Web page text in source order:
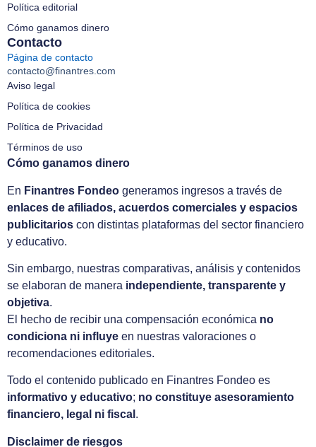
Política editorial
Cómo ganamos dinero
Contacto
Página de contacto
contacto@finantres.com
Aviso legal
Política de cookies
Política de Privacidad
Términos de uso
Cómo ganamos dinero
En Finantres Fondeo generamos ingresos a través de
enlaces de afiliados, acuerdos comerciales y espacios
publicitarios con distintas plataformas del sector financiero
y educativo.
Sin embargo, nuestras comparativas, análisis y contenidos
se elaboran de manera independiente, transparente y
objetiva.
El hecho de recibir una compensación económica no
condiciona ni influye en nuestras valoraciones o
recomendaciones editoriales.
Todo el contenido publicado en Finantres Fondeo es
informativo y educativo; no constituye asesoramiento
financiero, legal ni fiscal .
Disclaimer de riesgos